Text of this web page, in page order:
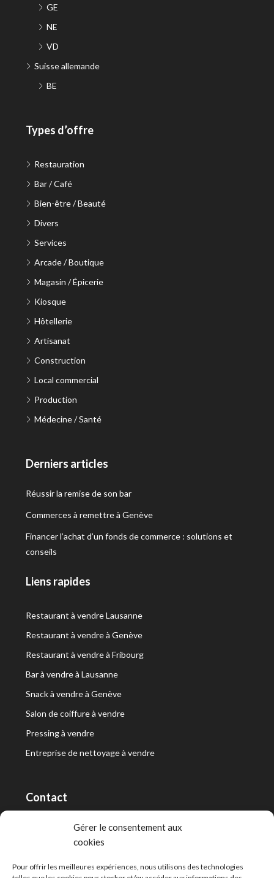
Gérer le consentement aux
cookies
Pour offrir les meilleures expériences, nous utilisons des technologies
GE
NE
VD
Suisse allemande
BE
Types d’offre
Restauration
Bar / Café
Bien-être / Beauté
Divers
Services
Arcade / Boutique
Magasin / Épicerie
Kiosque
Hôtellerie
Artisanat
Construction
Local commercial
Production
Médecine / Santé
Derniers articles
Réussir la remise de son bar
Commerces à remettre à Genève
Financer l’achat d’un fonds de commerce : solutions et
conseils
Liens rapides
Restaurant à vendre Lausanne
Restaurant à vendre à Genève
Restaurant à vendre à Fribourg
Bar à vendre à Lausanne
Snack à vendre à Genève
Salon de coiffure à vendre
Pressing à vendre
Entreprise de nettoyage à vendre
Contact
RT Capital First SA/Ltd
info@capitalfirst.ch